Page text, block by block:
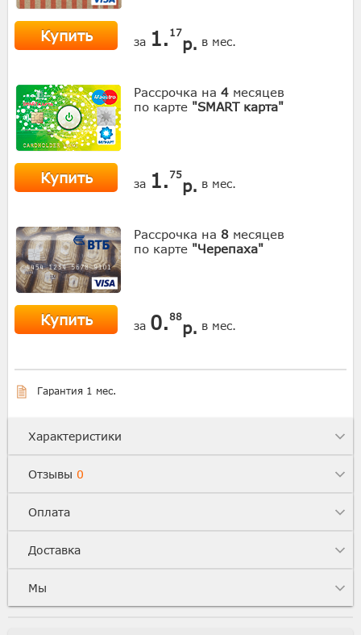
Купить за 1. 17
р. в мес.
Рассрочка на 4 месяцев
по карте "SMART карта"
Купить за 1. 75
р. в мес.
Рассрочка на 8 месяцев
по карте "Черепаха"
Купить за 0.88
р. в мес.
Гарантия 1 мес.
Характеристики
Отзывы 0
Оплата
Доставка
Мы